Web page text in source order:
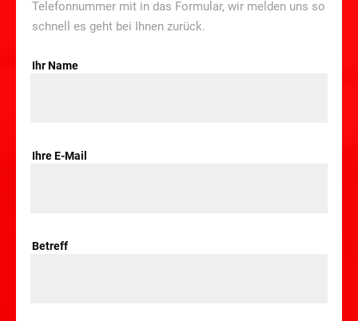
Telefonnummer mit in das Formular, wir melden uns so
schnell es geht bei Ihnen zurück.
Ihr Name
Ihre E-Mail
Betreff